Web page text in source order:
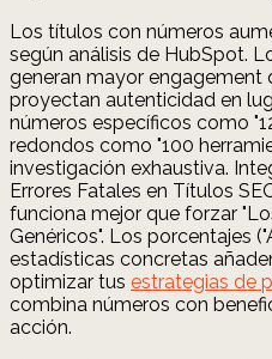
Los títulos con números
según análisis de HubSpot.
generan mayor engagement
proyectan autenticidad en
números específicos como
redondos como "100
investigación exhaustiva.
Errores Fatales en Títulos
funciona mejor que forzar
Genéricos". Los porcentajes
estadísticas concretas
optimizar tus estrategias de
combina números con
acción.